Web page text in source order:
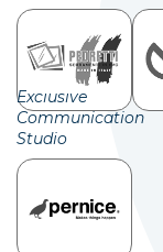
Exclusive
Communication
Studio